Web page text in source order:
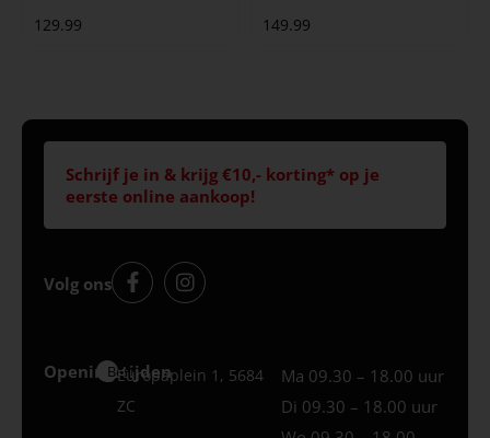
129.99 149.99
Schrijf je in & krijg €10,- korting* op je
eerste online aankoop!
Volg ons
Openingstijden
Best
Europaplein 1, 5684
ZC
Ma 09.30 – 18.00 uur
Di 09.30 – 18.00 uur